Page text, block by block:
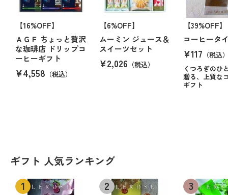
【16%OFF】
ＡＧＦ ちょっと贅沢
な珈琲店 ドリップコ
ーヒーギフト
¥4,558 （税込）
【6%OFF】
ムーミン ジュース＆
スイーツセット
¥2,026 （税込）
【39%OFF】
コーヒータ
¥117 （税込
くつろぎのひ
贈る、上質な
ギフト
ギフト 人気ランキング